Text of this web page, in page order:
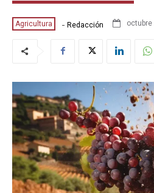
Agricultura - Redacción octubre